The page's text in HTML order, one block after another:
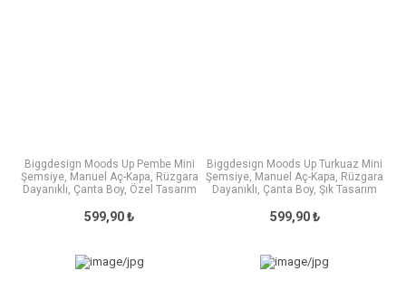
Biggdesign Moods Up Pembe Mini
Şemsiye, Manuel Aç-Kapa, Rüzgara
Dayanıklı, Çanta Boy, Özel Tasarım
599,90 ₺
Biggdesign Moods Up Turkuaz Mini
Şemsiye, Manuel Aç-Kapa, Rüzgara
Dayanıklı, Çanta Boy, Şık Tasarım
599,90 ₺